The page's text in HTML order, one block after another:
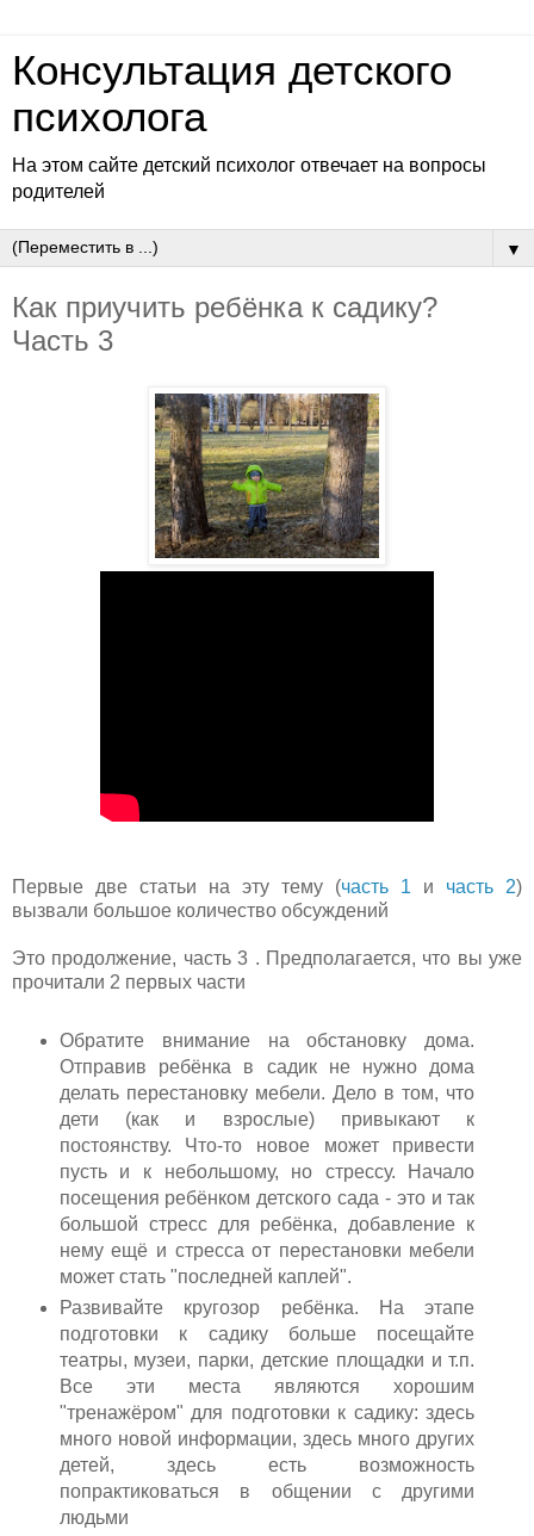
Консультация детского
психолога
На этом сайте детский психолог отвечает на вопросы
родителей
▼
Как приучить ребёнка к садику?
Часть 3
Первые две статьи на эту тему (часть 1 и часть 2)
вызвали большое количество обсуждений
Это продолжение, часть 3 . Предполагается, что вы уже
прочитали 2 первых части
Обратите внимание на обстановку дома.
Отправив ребёнка в садик не нужно дома
делать перестановку мебели. Дело в том, что
дети (как и взрослые) привыкают к
постоянству. Что-то новое может привести
пусть и к небольшому, но стрессу. Начало
посещения ребёнком детского сада - это и так
большой стресс для ребёнка, добавление к
нему ещё и стресса от перестановки мебели
может стать "последней каплей".
Развивайте кругозор ребёнка. На этапе
подготовки к садику больше посещайте
театры, музеи, парки, детские площадки и т.п.
Все эти места являются хорошим
"тренажёром" для подготовки к садику: здесь
много новой информации, здесь много других
детей, здесь есть возможность
попрактиковаться в общении с другими
людьми